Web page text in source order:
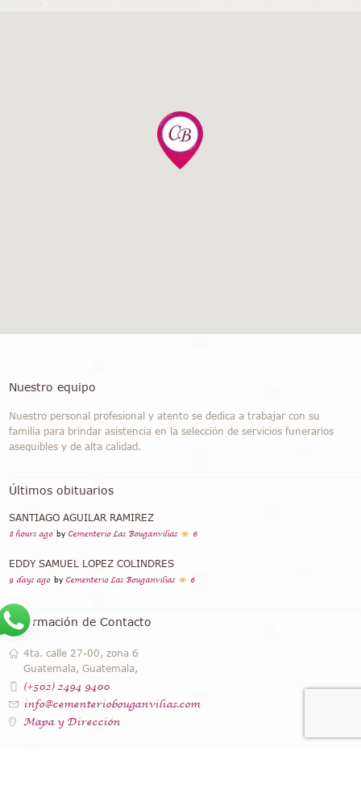
Nuestro equipo
Nuestro personal profesional y atento se dedica a trabajar con su
familia para brindar asistencia en la selección de servicios funerarios
asequibles y de alta calidad.
Últimos obituarios
SANTIAGO AGUILAR RAMIREZ
8 hours ago by Cementerio Las Bouganvilias 6
EDDY SAMUEL LOPEZ COLINDRES
9 days ago by Cementerio Las Bouganvilias 6
Información de Contacto
4ta. calle 27-00, zona 6
Guatemala, Guatemala,
(+502) 2494 9400
info@cementeriobouganvilias.com
Mapa y Dirección